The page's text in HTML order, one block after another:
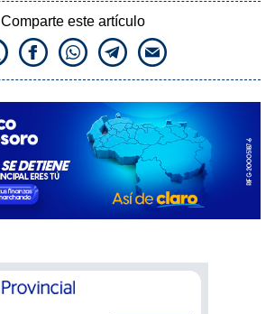
Comparte este artículo